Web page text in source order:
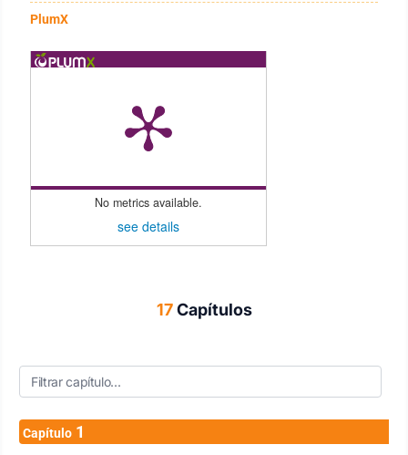
PlumX
No metrics available.
see details
17Capítulos
Capítulo 1